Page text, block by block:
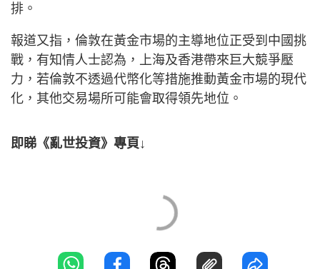
排。
報道又指，倫敦在黃金市場的主導地位正受到中國挑
戰，有知情人士認為，上海及香港帶來巨大競爭壓
力，若倫敦不透過代幣化等措施推動黃金市場的現代
化，其他交易場所可能會取得領先地位。
即睇《亂世投資》專頁↓